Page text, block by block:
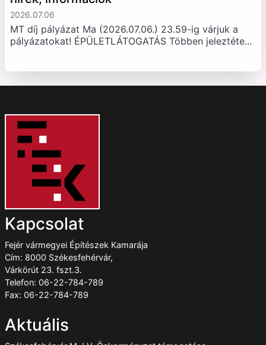
2026.07.06
MT díj pályázat Ma (2026.07.06.) 23.59-ig várjuk a
pályázatokat! ÉPÜLETLÁTOGATÁS Többen jeleztéte...
Kapcsolat
Fejér vármegyei Építészek Kamarája
Cím: 8000 Székesfehérvár,
Várkörút 23. fszt.3.
Telefon: 06-22-784-789
Fax: 06-22-784-789
Aktuális